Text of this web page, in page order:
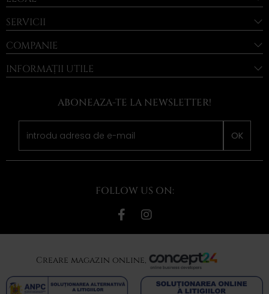
SERVICII
COMPANIE
INFORMAȚII UTILE
ABONEAZA-TE LA NEWSLETTER!
OK
FOLLOW US ON:
Creare magazin online,